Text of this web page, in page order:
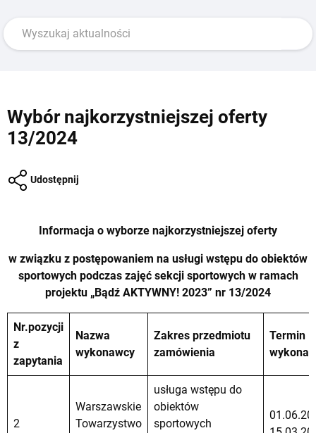
Wybór najkorzystniejszej oferty
13/2024
Udostępnij
Informacja o wyborze najkorzystniejszej oferty
w związku z postępowaniem na usługi wstępu do obiektów
sportowych podczas zajęć sekcji sportowych w ramach
projektu „Bądź AKTYWNY! 2023” nr 13/2024
Nr.pozycji
z
zapytania
Nazwa
wykonawcy
Zakres przedmiotu
zamówienia
Termin
2
Warszawskie
Towarzystwo
usługa wstępu do
obiektów
sportowych